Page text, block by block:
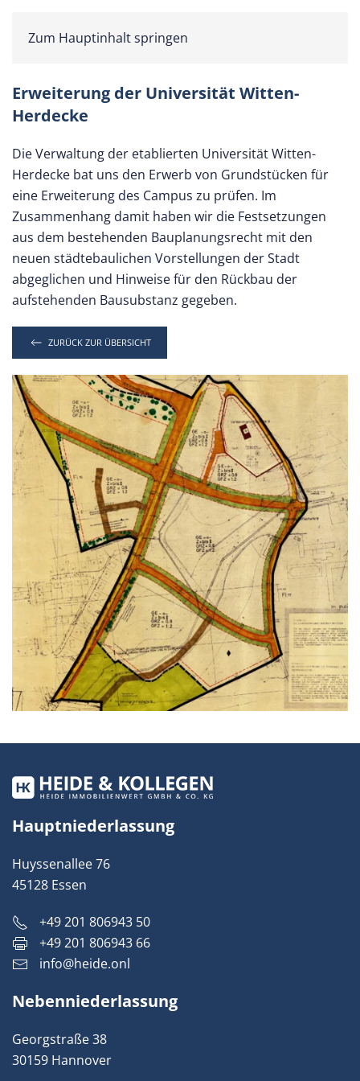
Zum Hauptinhalt springen
Erweiterung der Universität Witten-
Herdecke
Die Verwaltung der etablierten Universität Witten-
Herdecke bat uns den Erwerb von Grundstücken für
eine Erweiterung des Campus zu prüfen. Im
Zusammenhang damit haben wir die Festsetzungen
aus dem bestehenden Bauplanungsrecht mit den
neuen städtebaulichen Vorstellungen der Stadt
abgeglichen und Hinweise für den Rückbau der
aufstehenden Bausubstanz gegeben.
ZURÜCK ZUR ÜBERSICHT
Hauptniederlassung
Huyssenallee 76
45128 Essen
+49 201 806943 50
+49 201 806943 66
info@heide.onl
Nebenniederlassung
Georgstraße 38
30159 Hannover